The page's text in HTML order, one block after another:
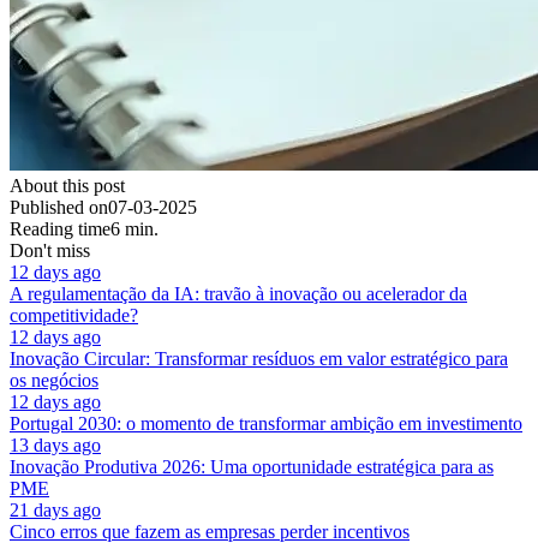
About this post
Published on07-03-2025
Reading time6 min.
Don't miss
12 days ago
A regulamentação da IA: travão à inovação ou acelerador da
competitividade?
12 days ago
Inovação Circular: Transformar resíduos em valor estratégico para
os negócios
12 days ago
Portugal 2030: o momento de transformar ambição em investimento
13 days ago
Inovação Produtiva 2026: Uma oportunidade estratégica para as
PME
21 days ago
Cinco erros que fazem as empresas perder incentivos